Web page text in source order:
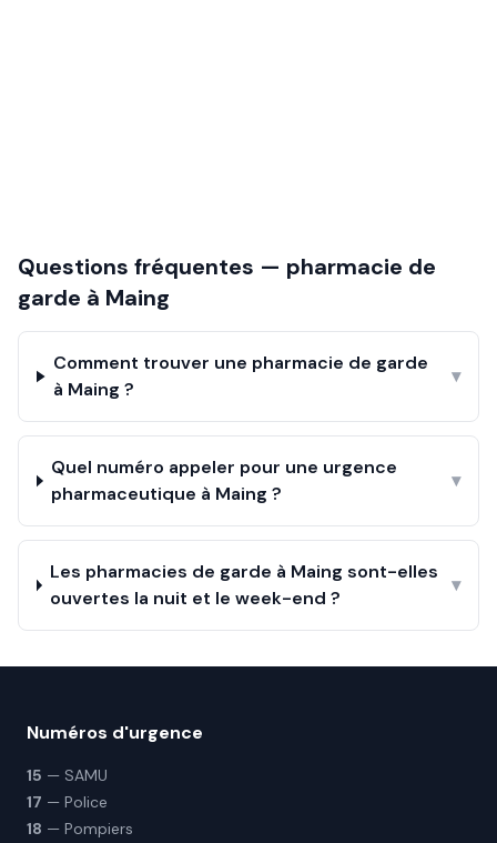
Questions fréquentes — pharmacie de
garde à Maing
Comment trouver une pharmacie de garde
à Maing ?
▾
Quel numéro appeler pour une urgence
pharmaceutique à Maing ?
▾
Les pharmacies de garde à Maing sont-elles
ouvertes la nuit et le week-end ?
▾
Numéros d'urgence
15 — SAMU
17 — Police
18 — Pompiers